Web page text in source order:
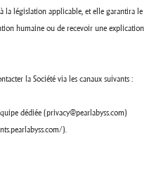
la législation applicable, et elle garantira le
humaine ou de recevoir une explication
la Société via les canaux suivants :
dédiée (privacy@pearlabyss.com)
).